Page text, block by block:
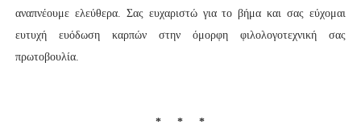
αναπνέουμε ελεύθερα. Σας ευχαριστώ για το βήμα και σας εύχομαι
ευτυχή ευόδωση καρπών στην όμορφη φιλολογοτεχνική σας
πρωτοβουλία.
* * *